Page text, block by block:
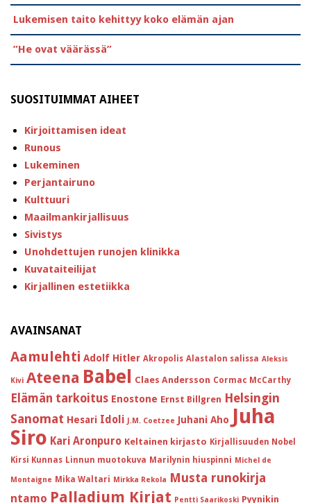
Lukemisen taito kehittyy koko elämän ajan
”He ovat väärässä”
SUOSITUIMMAT AIHEET
Kirjoittamisen ideat
Runous
Lukeminen
Perjantairuno
Kulttuuri
Maailmankirjallisuus
Sivistys
Unohdettujen runojen klinikka
Kuvataiteilijat
Kirjallinen estetiikka
AVAINSANAT
Aamulehti Adolf Hitler Akropolis Alastalon salissa Aleksis
Kivi Ateena Babel Claes Andersson Cormac McCarthy
Elämän tarkoitus Enostone Ernst Billgren Helsingin
Sanomat Hesari Idoli J.M. Coetzee Juhani Aho Juha
Siro Kari Aronpuro Keltainen kirjasto Kirjallisuuden Nobel
Kirsi Kunnas Linnun muotokuva Marilynin hiuspinni Michel de
Montaigne Mika Waltari Mirkka Rekola Musta runokirja
ntamo Palladium Kirjat Pentti Saarikoski Pyynikin